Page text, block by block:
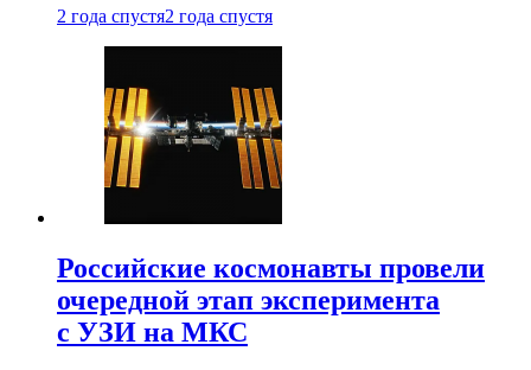
2 года спустя2 года спустя
Российские космонавты провели
очередной этап эксперимента
с УЗИ на МКС